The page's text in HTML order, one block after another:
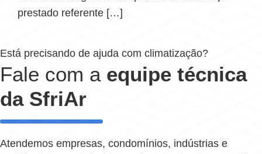
prestado referente […]
Está precisando de ajuda com climatização?
Fale com a equipe técnica
da SfriAr
Atendemos empresas, condomínios, indústrias e